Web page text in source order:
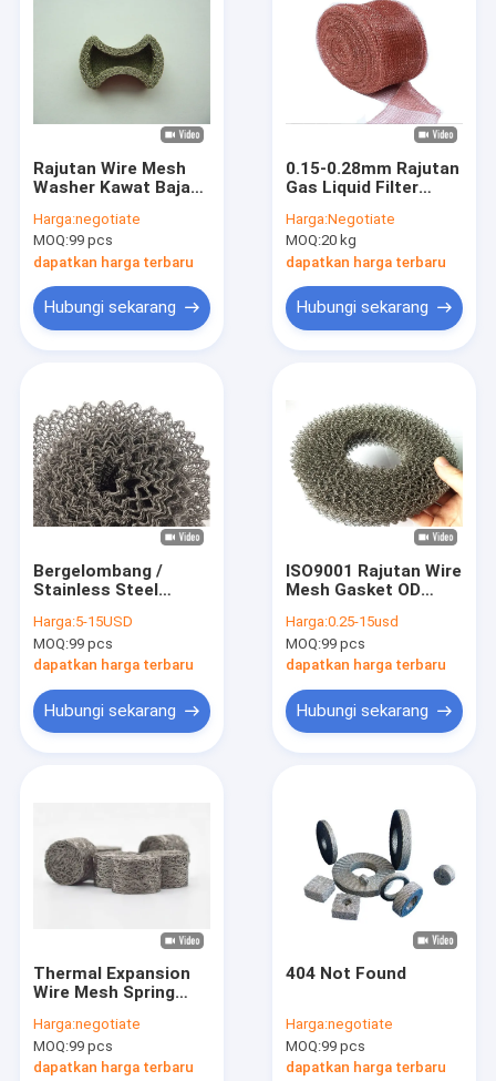
Rumah
Produk
Wisata pabrik
Kontrol kualitas
Kasus-kasus
Rajutan Wire Mesh
Rajutan Wire Mesh Gasket
Wire mesh rajutan terkompresi
Rajutan Wire Mesh
Washer Kawat Baja
35mm Elastis Core
Clad ISO9001
Harga:negotiate
MOQ:99 pcs
dapatkan harga terbaru
Hubungi sekarang
0.15-0.28mm Rajutan
Gas Liquid Filter
abrasi OEM
Harga:Negotiate
MOQ:20 kg
dapatkan harga terbaru
Hubungi sekarang
Bergelombang /
Stainless Steel
0.20mm- 0.28mm
Filter Cairan Gas
Harga:5-15USD
MOQ:99 pcs
dapatkan harga terbaru
Hubungi sekarang
ISO9001 Rajutan Wire
Mesh Gasket OD
150mm Untuk
Redaman
Harga:0.25-15usd
MOQ:99 pcs
dapatkan harga terbaru
Hubungi sekarang
Thermal Expansion
Wire Mesh Spring
Getaran
Harga:negotiate
MOQ:99 pcs
dapatkan harga terbaru
404 Not Found
Harga:negotiate
MOQ:99 pcs
dapatkan harga terbaru